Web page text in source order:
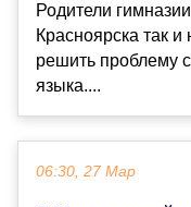
Родители
Красноярска так и
решить проблему
языка....
06:30, 27 Мар